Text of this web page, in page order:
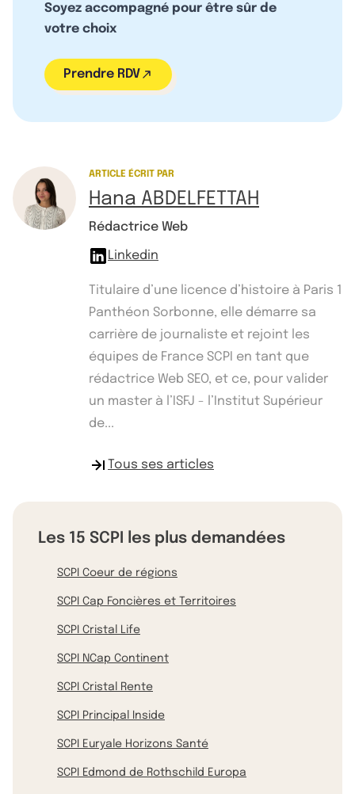
Soyez accompagné pour être sûr de
votre choix
Prendre RDV
ARTICLE ÉCRIT PAR
Hana ABDELFETTAH
Rédactrice Web
Linkedin
Titulaire d’une licence d’histoire à Paris 1
Panthéon Sorbonne, elle démarre sa
carrière de journaliste et rejoint les
équipes de France SCPI en tant que
rédactrice Web SEO, et ce, pour valider
un master à l’ISFJ - l’Institut Supérieur
de...
Tous ses articles
Les 15 SCPI les plus demandées
SCPI Coeur de régions
SCPI Cap Foncières et Territoires
SCPI Cristal Life
SCPI NCap Continent
SCPI Cristal Rente
SCPI Principal Inside
SCPI Euryale Horizons Santé
SCPI Edmond de Rothschild Europa